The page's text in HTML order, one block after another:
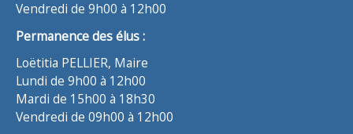
Vendredi de 9h00 à 12h00
Permanence des élus :
Loëtitia PELLIER, Maire
Lundi de 9h00 à 12h00
Mardi de 15h00 à 18h30
Vendredi de 09h00 à 12h00